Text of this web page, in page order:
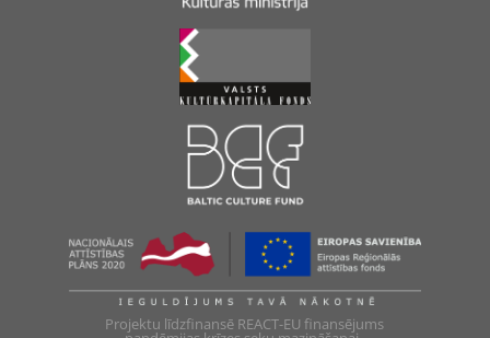
Projektu līdzfinansē REACT-EU finansējums